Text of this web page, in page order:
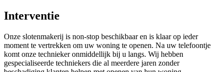
Interventie
Onze slotenmakerij is non-stop beschikbaar en is klaar op ieder
moment te vertrekken om uw woning te openen. Na uw telefoontje
komt onze technieker onmiddellijk bij u langs. Wij hebben
gespecialiseerde techniekers die al meerdere jaren zonder